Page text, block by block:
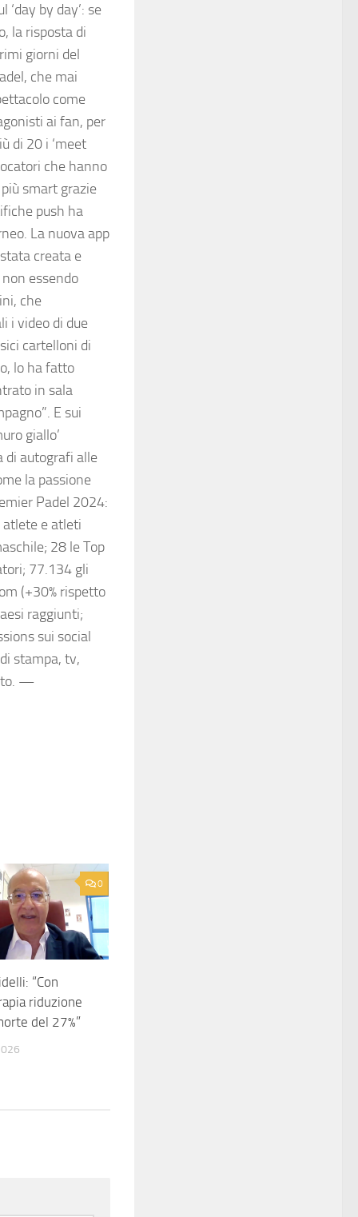
by day’: se
la risposta di
giorni del
che mai
come
ai fan, per
di 20 i ‘meet
che hanno
smart grazie
push ha
La nuova app
creata e
essendo
che
i video di due
cartelloni di
lo ha fatto
in sala
E sui
giallo’
di autografi alle
la passione
Padel 2024:
atlete e atleti
28 le Top
77.134 gli
(+30% rispetto
raggiunti;
sui social
stampa, tv,
—
0
“Con
riduzione
del 27%”